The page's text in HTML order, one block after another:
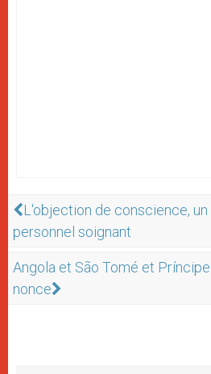
L'objection de conscience,
personnel soignant
Angola et São Tomé et
nonce